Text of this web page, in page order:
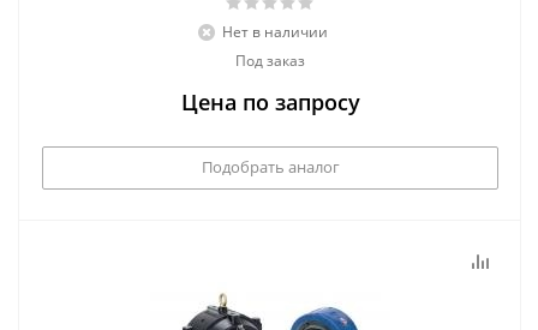
Нет в наличии
Под заказ
Цена по запросу
Подобрать аналог